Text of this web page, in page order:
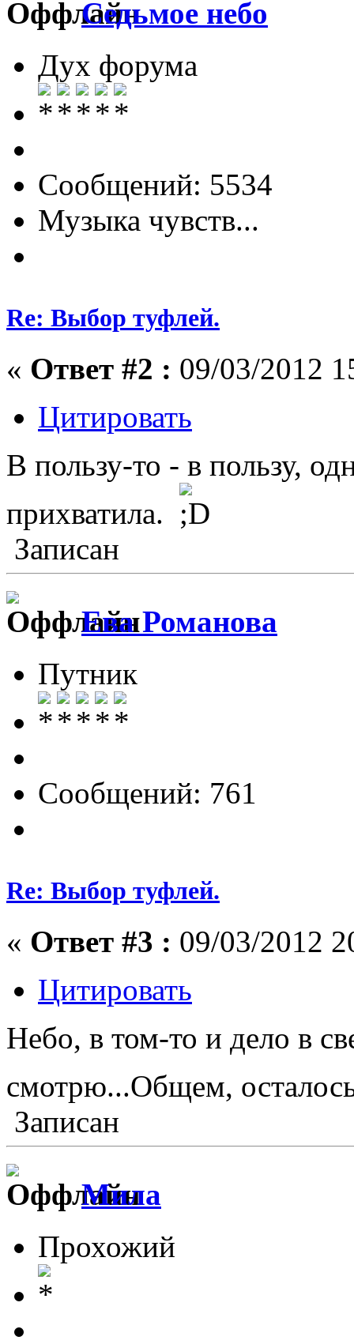
Седьмое небо
Дух форума
Сообщений: 5534
Музыка чувств...
Re: Выбор туфлей.
« Ответ #2 : 09/03/2012
Цитировать
В пользу-то - в пользу,
прихватила.
Записан
Ева Романова
Путник
Сообщений: 761
Re: Выбор туфлей.
« Ответ #3 : 09/03/2012
Цитировать
Небо, в том-то и дело в
смотрю...Общем,
Записан
Мила
Прохожий